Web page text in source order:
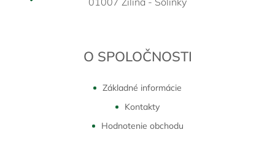
O SPOLOČNOSTI
Základné informácie
Kontakty
Hodnotenie obchodu